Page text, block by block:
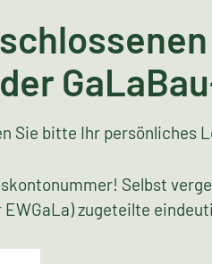
Sie bitte Ihr persönliches
Selbst
zugeteilte